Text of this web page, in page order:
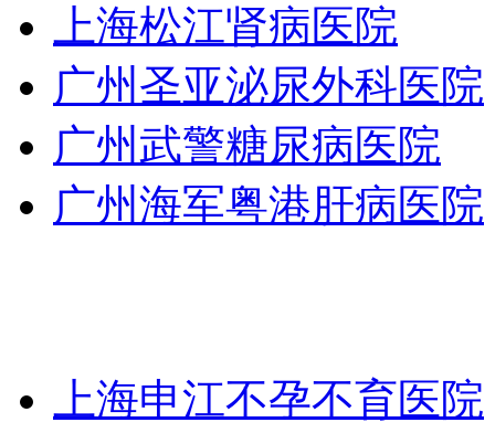
上海松江肾病医院
广州圣亚泌尿外科医院
广州武警糖尿病医院
广州海军粤港肝病医院
上海申江不孕不育医院